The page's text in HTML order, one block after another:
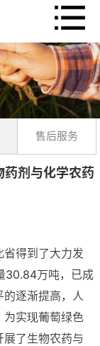
售后服务
剂与化学农药
得到了大力发
30.84万吨，已成
逐渐提高，人
为实现葡萄绿色
了生物农药与